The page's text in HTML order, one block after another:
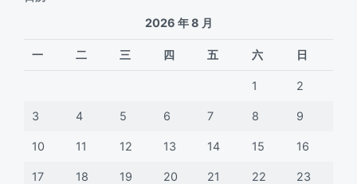
2026 年 8 月
一 二 三 四 五 六 日
1 2
3 4 5 6 7 8 9
10 11 12 13 14 15 16
17 18 19 20 21 22 23